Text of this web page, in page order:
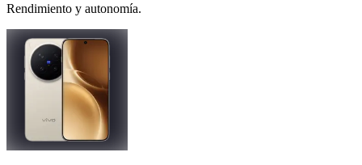
Rendimiento y autonomía.